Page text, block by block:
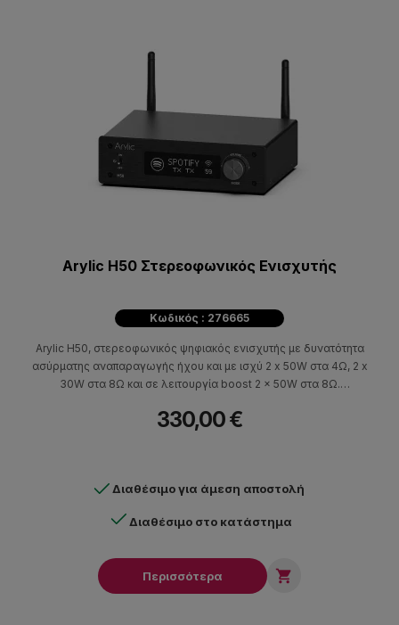
Arylic H50 Στερεοφωνικός Ενισχυτής
Κωδικός : 276665
Arylic H50, στερεοφωνικός ψηφιακός ενισχυτής με δυνατότητα
ασύρματης αναπαραγωγής ήχου και με ισχύ 2 x 50W στα 4Ω, 2 x
30W στα 8Ω και σε λειτουργία boost 2 x 50W στα 8Ω.
HD ήχου, Airplay, Spotify Connect, Bluetooth 5.2 για stream-
330,00 €
Διαθέσιμο για άμεση αποστολή
Διαθέσιμο στο κατάστημα
Περισσότερα 